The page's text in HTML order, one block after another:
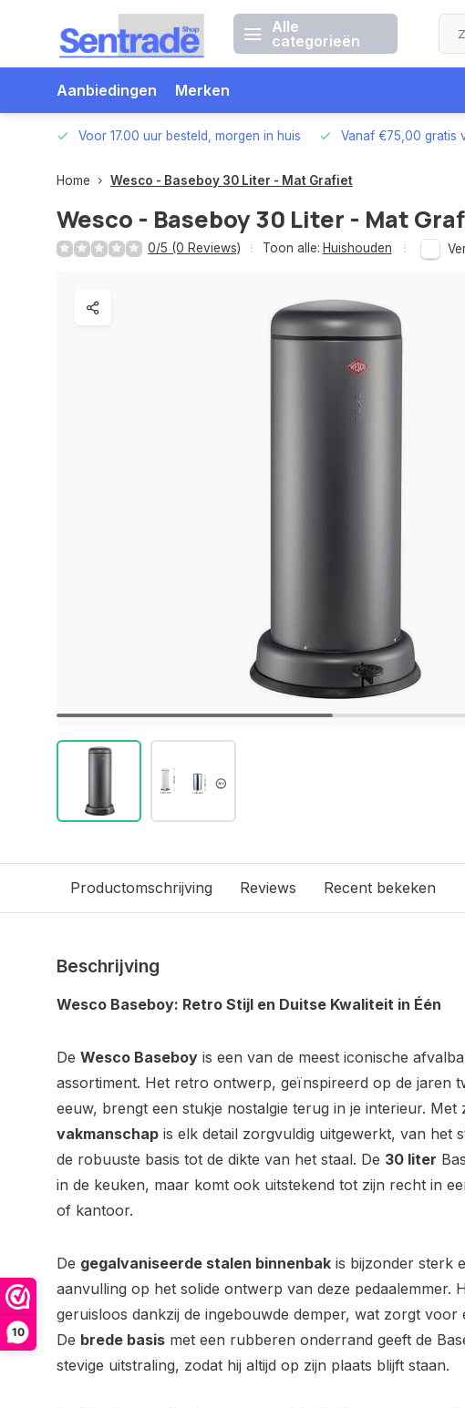
10
Alle
categorieën
Aanbiedingen Merken
Voor 17.00 uur besteld, morgen in huis Vanaf €75,00 gratis
Home Wesco - Baseboy 30 Liter - Mat Grafiet
Wesco - Baseboy 30 Liter - Mat
0/5 (0 Reviews) Toon alle: Huishouden
Productomschrijving Reviews Recent bekeken
Beschrijving
Wesco Baseboy: Retro Stijl en Duitse Kwaliteit in Één
De Wesco Baseboy is een van de meest iconische
assortiment. Het retro ontwerp, geïnspireerd op de jaren
eeuw, brengt een stukje nostalgie terug in je interieur. Met
vakmanschap is elk detail zorgvuldig uitgewerkt, van het
de robuuste basis tot de dikte van het staal. De 30 liter
in de keuken, maar komt ook uitstekend tot zijn recht in
of kantoor.
De gegalvaniseerde stalen binnenbak is bijzonder sterk
aanvulling op het solide ontwerp van deze pedaalemmer.
geruisloos dankzij de ingebouwde demper, wat zorgt voor
De brede basis met een rubberen onderrand geeft de
stevige uitstraling, zodat hij altijd op zijn plaats blijft staan.